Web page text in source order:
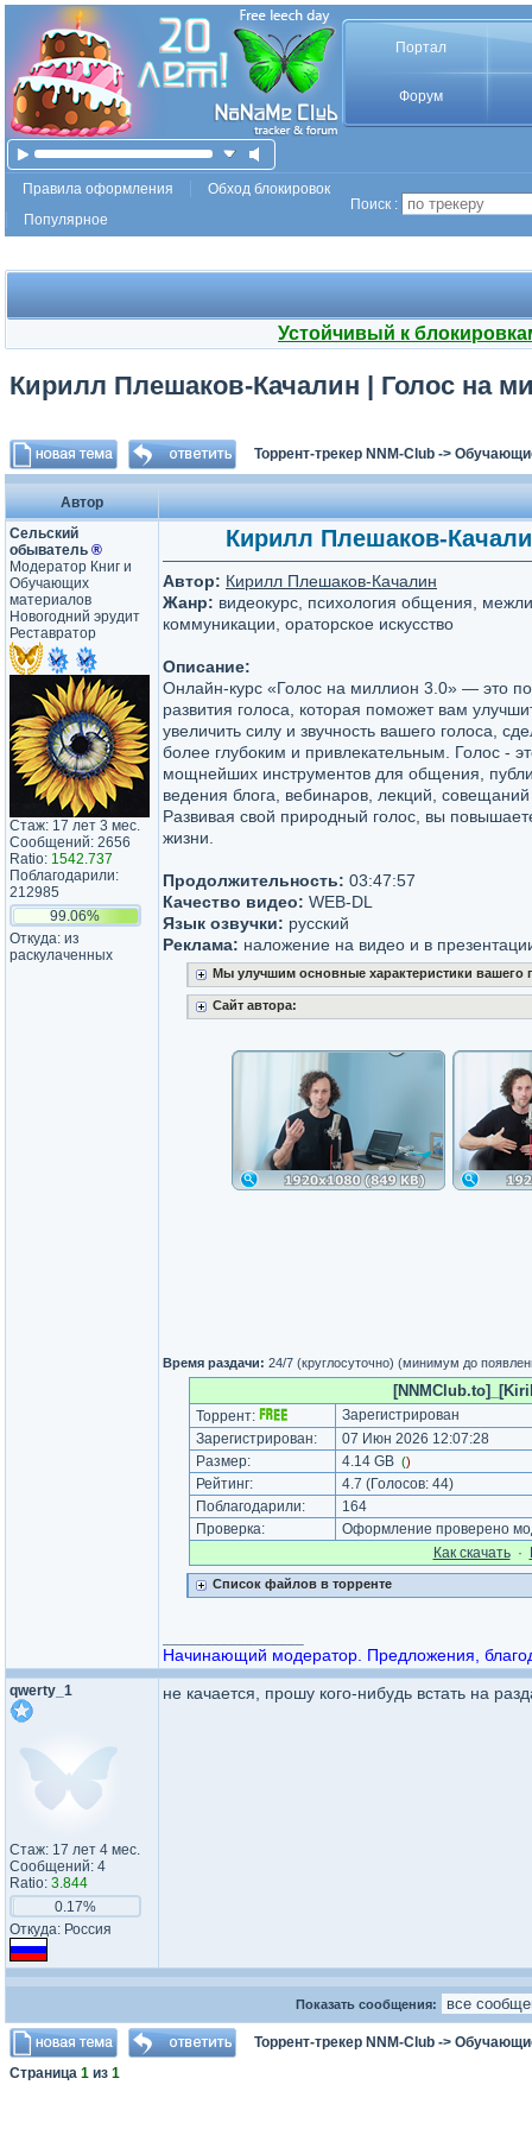
Портал
Форум
Правила оформления
Обход блокировок
Популярное
Поиск :
Устойчивый к
Кирилл Плешаков-Качалин | Голос на
Торрент-трекер NNM-Club ->
Автор
Сельский
обыватель ®
Модератор Книг и
Обучающих
материалов
Новогодний эрудит
Реставратор
Стаж: 17 лет 3 мес.
Сообщений: 2656
Ratio: 1542.737
Поблагодарили:
212985
99.06%
Откуда: из
раскулаченных
Кирилл Плешаков-
Автор: Кирилл Плешаков-Качалин
Жанр: видеокурс, психология общения,
коммуникации, ораторское искусство
Описание:
Онлайн-курс «Голос на миллион 3.0» — это
развития голоса, которая поможет вам
увеличить силу и звучность вашего голоса,
более глубоким и привлекательным. Голос -
мощнейших инструментов для общения,
ведения блога, вебинаров, лекций,
Развивая свой природный голос, вы
жизни.
Продолжительность: 03:47:57
Качество видео: WEB-DL
Язык озвучки: русский
Реклама: наложение на видео и в
Мы улучшим основные характеристики вашего
Сайт автора:
Время раздачи: 24/7 (круглосуточно) (минимум до
Торрент:
Зарегистрирован
Зарегистрирован:
07 Июн 2026 12:07:28
Размер:
4.14 GB ()
Рейтинг: 4.7 (Голосов: 44)
Поблагодарили:
164
Проверка:
Оформление проверено
Как cкачать·
Список файлов в торренте
Начинающий модератор. Предложения,
qwerty_1
Стаж: 17 лет 4 мес.
Сообщений: 4
Ratio: 3.844
0.17%
Откуда: Россия
не качается, прошу кого-нибудь встать на
Показать сообщения:
Торрент-трекер NNM-Club ->
Страница 1 из 1